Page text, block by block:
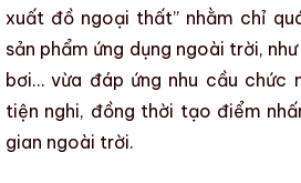
xuất đồ ngoại thất” nhằm chỉ
sản phẩm ứng dụng ngoài trời,
bơi… vừa đáp ứng nhu cầu chức
tiện nghi, đồng thời tạo điểm
gian ngoài trời.